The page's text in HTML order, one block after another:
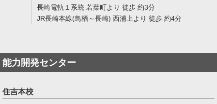
長崎電軌１系統 若葉町より 徒歩 約3分
JR長崎本線(鳥栖～長崎) 西浦上より 徒歩 約4分
能力開発センター
住吉本校